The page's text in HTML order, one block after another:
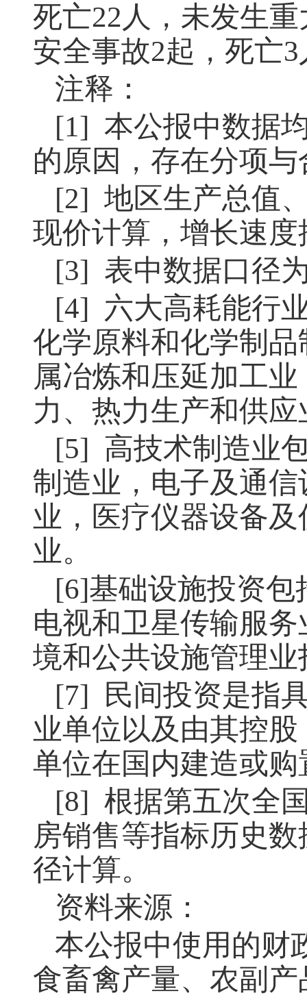
死亡22人，未发生
安全事故2起，死亡
注释：
[1] 本公报中数据
的原因，存在分项
[2] 地区生产总值
现价计算，增长速
[3] 表中数据口径
[4] 六大高耗能行
化学原料和化学制
属冶炼和压延加工
力、热力生产和供应
[5] 高技术制造业
制造业，电子及通
业，医疗仪器设备
业。
[6]基础设施投资
电视和卫星传输服
境和公共设施管理业
[7] 民间投资是指
业单位以及由其控
单位在国内建造或
[8] 根据第五次全
房销售等指标历史
径计算。
资料来源：
本公报中使用的财
食畜禽产量、农副